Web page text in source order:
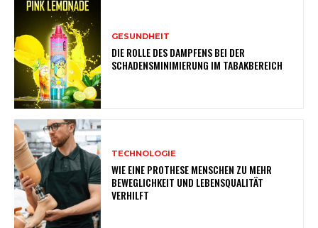
GESUNDHEIT
DIE ROLLE DES DAMPFENS BEI DER
SCHADENSMINIMIERUNG IM TABAKBEREICH
TECHNOLOGIE
WIE EINE PROTHESE MENSCHEN ZU MEHR
BEWEGLICHKEIT UND LEBENSQUALITÄT
VERHILFT